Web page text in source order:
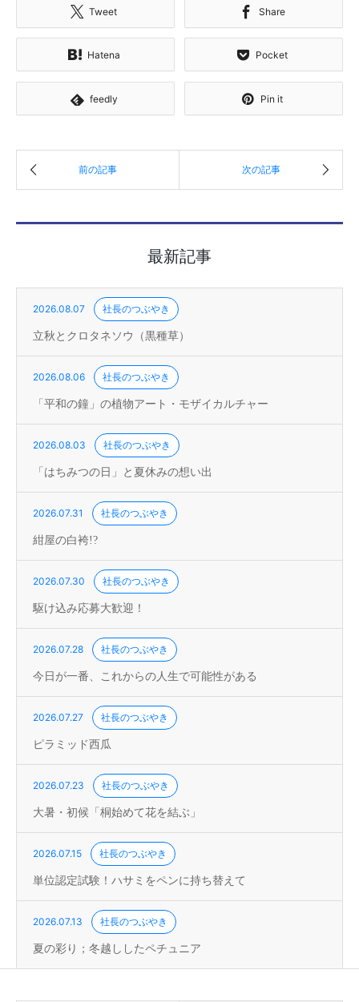
Tweet Share
Hatena Pocket
feedly Pin it
最新記事
2026.08.07 社長のつぶやき
立秋とクロタネソウ（黒種草）
2026.08.06 社長のつぶやき
「平和の鐘」の植物アート・モザイカルチャー
2026.08.03 社長のつぶやき
「はちみつの日」と夏休みの想い出
2026.07.31 社長のつぶやき
紺屋の白袴!?
2026.07.30 社長のつぶやき
駆け込み応募大歓迎！
2026.07.28 社長のつぶやき
今日が一番、これからの人生で可能性がある
2026.07.27 社長のつぶやき
ピラミッド西瓜
2026.07.23 社長のつぶやき
大暑・初候「桐始めて花を結ぶ」
2026.07.15 社長のつぶやき
単位認定試験！ハサミをペンに持ち替えて
2026.07.13 社長のつぶやき
夏の彩り；冬越ししたペチュニア